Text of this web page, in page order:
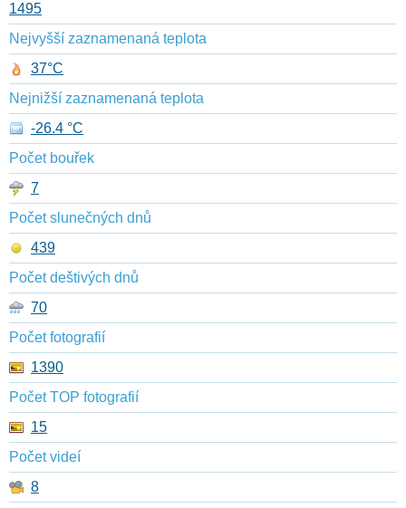
1495
Nejvyšší zaznamenaná teplota
37°C
Nejnižší zaznamenaná teplota
-26.4 °C
Počet bouřek
7
Počet slunečných dnů
439
Počet deštivých dnů
70
Počet fotografií
1390
Počet TOP fotografií
15
Počet videí
8